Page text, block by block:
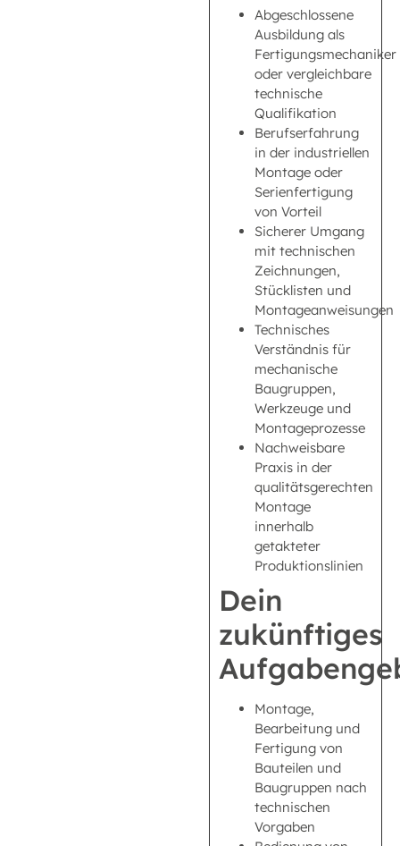
Abgeschlossene
Ausbildung als
Fertigungsmechaniker
oder vergleichbare
technische
Qualifikation
Berufserfahrung
in der industriellen
Montage oder
Serienfertigung
von Vorteil
Sicherer Umgang
mit technischen
Zeichnungen,
Stücklisten und
Montageanweisungen
Technisches
Verständnis für
mechanische
Baugruppen,
Werkzeuge und
Montageprozesse
Nachweisbare
Praxis in der
qualitätsgerechten
Montage
innerhalb
getakteter
Produktionslinien
Dein
zukünftiges
Montage,
Bearbeitung und
Fertigung von
Bauteilen und
Baugruppen nach
technischen
Vorgaben